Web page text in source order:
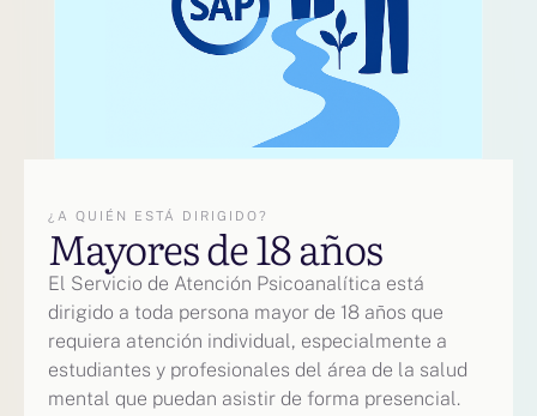
¿A QUIÉN ESTÁ DIRIGIDO?
Mayores de 18 años
El Servicio de Atención Psicoanalítica está
dirigido a toda persona mayor de 18 años que
requiera atención individual, especialmente a
estudiantes y profesionales del área de la salud
mental que puedan asistir de forma presencial.